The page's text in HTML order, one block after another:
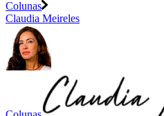
Colunas
Claudia Meireles